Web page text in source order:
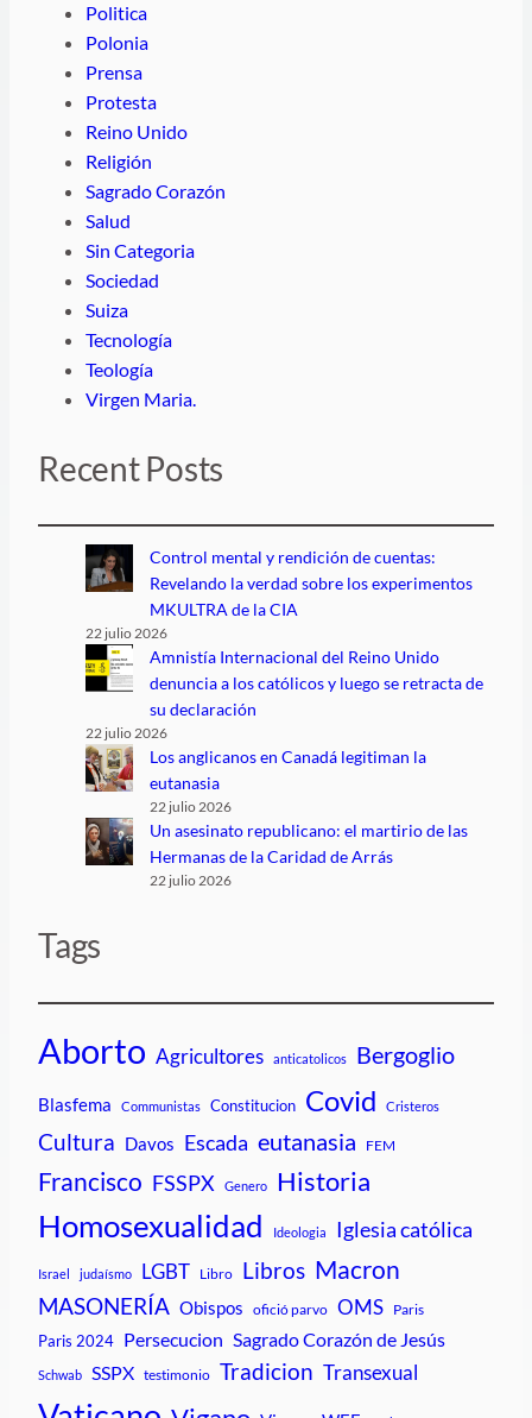
Politica
Polonia
Prensa
Protesta
Reino Unido
Religión
Sagrado Corazón
Salud
Sin Categoria
Sociedad
Suiza
Tecnología
Teología
Virgen Maria.
Recent Posts
Control mental y rendición de cuentas:
Revelando la verdad sobre los experimentos
MKULTRA de la CIA
22 julio 2026
Amnistía Internacional del Reino Unido
denuncia a los católicos y luego se retracta de
su declaración
22 julio 2026
Los anglicanos en Canadá legitiman la
eutanasia
22 julio 2026
Un asesinato republicano: el martirio de las
Hermanas de la Caridad de Arrás
22 julio 2026
Tags
Aborto Agricultores anticatolicos Bergoglio
Blasfema Communistas Constitucion Covid Cristeros
Cultura Davos Escada eutanasia FEM
Francisco FSSPX Genero Historia
Homosexualidad Ideologia Iglesia católica
Israel judaísmo LGBT Libro Libros Macron
MASONERÍA Obispos ofició parvo OMS Paris
Paris 2024 Persecucion Sagrado Corazón de Jesús
Schwab SSPX testimonio Tradicion Transexual